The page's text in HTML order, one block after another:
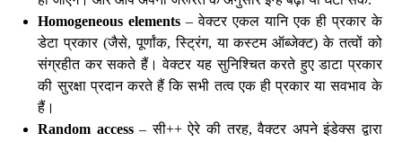
Homogeneous elements – वेक्टर एकल यानि एक ही प्रकार के
डेटा प्रकार (जैसे, पूर्णांक, स्ट्रिंग, या कस्टम ऑब्जेक्ट) के तत्वों को
संग्रहीत कर सकते हैं। वेक्टर यह सुनिश्चित करते हुए डाटा प्रकार
की सुरक्षा प्रदान करते हैं कि सभी तत्व एक ही प्रकार या सवभाव के
हैं।
Random access– सी++ ऐरे की तरह, वैक्टर अपने इंडेक्स द्वारा